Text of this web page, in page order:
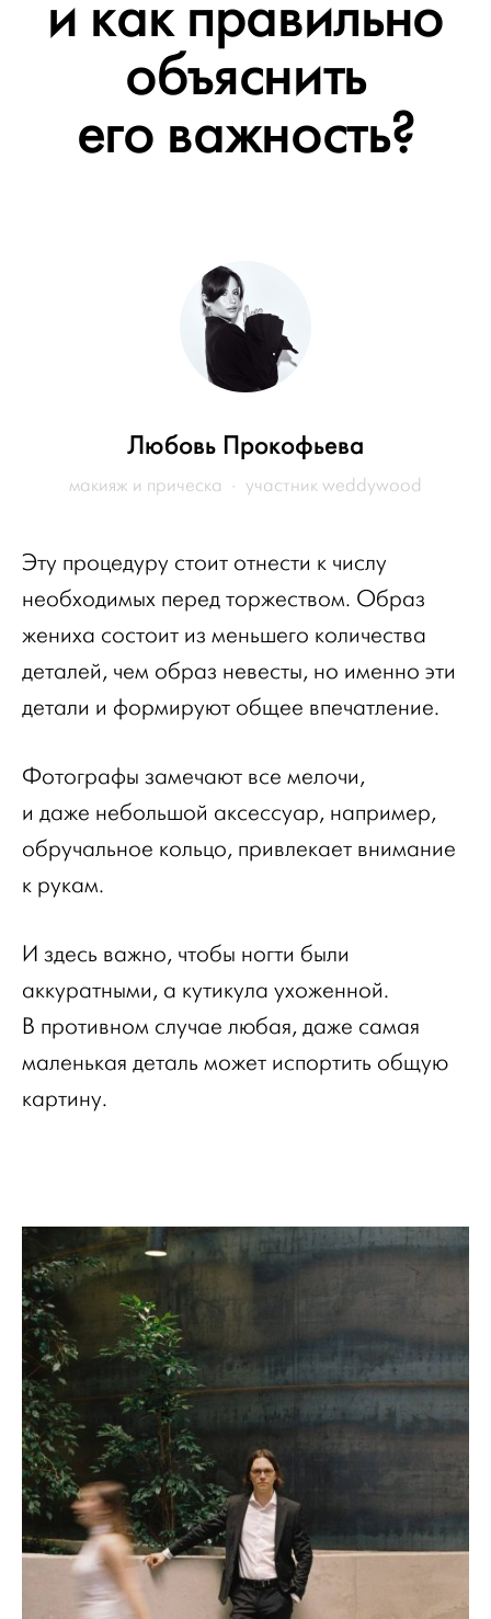
и как правильно
объяснить
его важность?
Любовь Прокофьева
макияж и прическа · участник weddywood
Эту процедуру стоит отнести к числу
необходимых перед торжеством. Образ
жениха состоит из меньшего количества
деталей, чем образ невесты, но именно эти
детали и формируют общее впечатление.
Фотографы замечают все мелочи,
и даже небольшой аксессуар, например,
обручальное кольцо, привлекает внимание
к рукам.
И здесь важно, чтобы ногти были
аккуратными, а кутикула ухоженной.
В противном случае любая, даже самая
маленькая деталь может испортить общую
картину.